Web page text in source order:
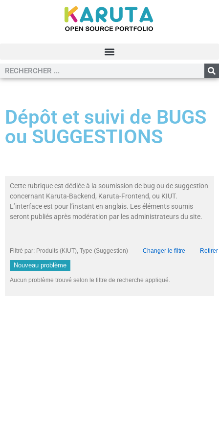
Dépôt et suivi de BUGS
ou SUGGESTIONS
Cette rubrique est dédiée à la soumission de bug ou de suggestion
concernant Karuta-Backend, Karuta-Frontend, ou KIUT.
L’interface est pour l’instant en anglais. Les éléments soumis
seront publiés après modération par les administrateurs du site.
Filtré par: Produits (KIUT), Type (Suggestion) Changer le filtre
Nouveau problème
Aucun problème trouvé selon le filtre de recherche appliqué.